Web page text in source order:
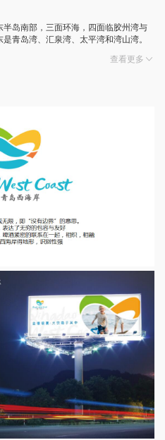
岛南部，三面环海，四面临胶州湾与
青岛湾、汇泉湾、太平湾和湾山湾。
半岛南部，三面环海，四面临胶州湾与
查看更多